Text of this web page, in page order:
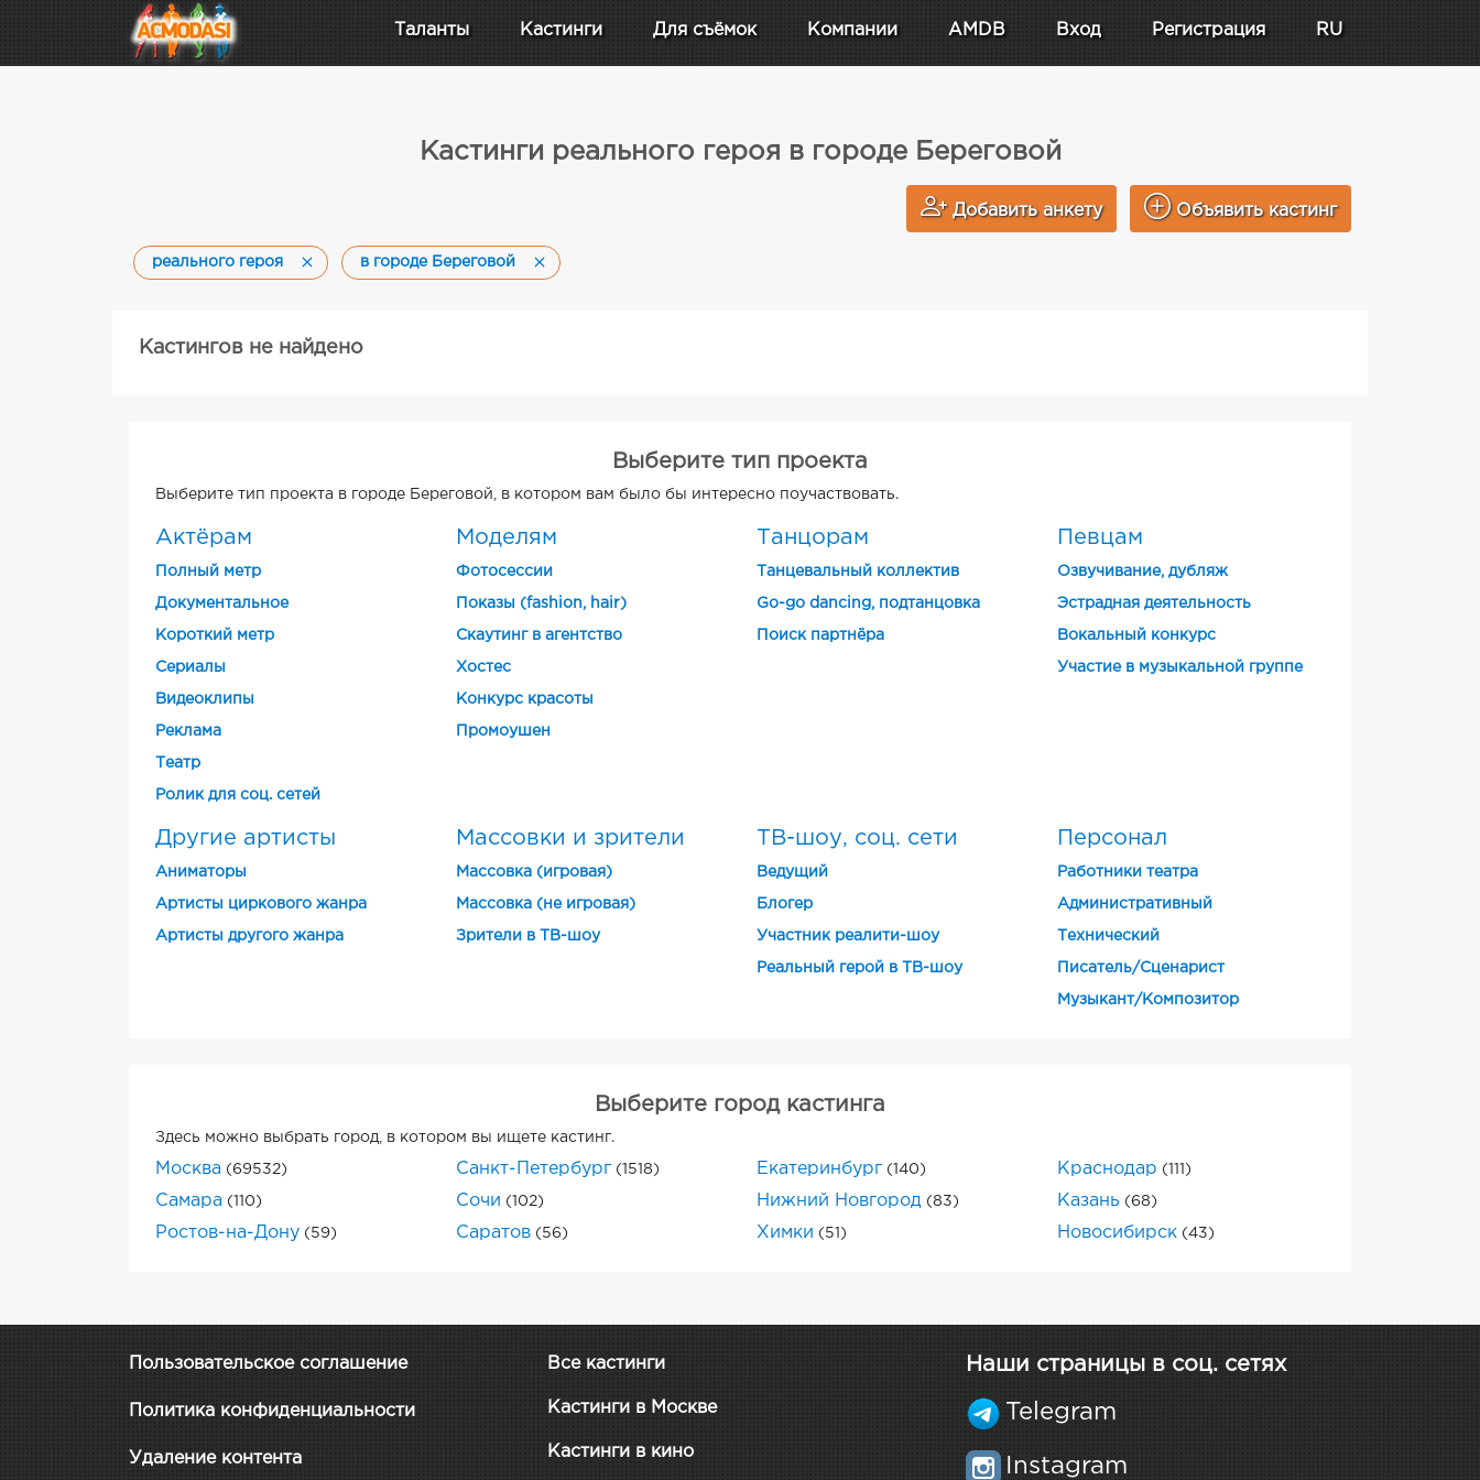
Таланты Кастинги Для съёмок Компании AMDB Вход Регистрация RU
Кастинги реального героя в городе Береговой
Добавить анкету Объявить кастинг
реального героя в городе Береговой
Кастингов не найдено
Выберите тип проекта
Выберите тип проекта в городе Береговой, в котором вам было бы интересно поучаствовать.
Актёрам
Полный метр
Документальное
Короткий метр
Cериалы
Видеоклипы
Реклама
Театр
Ролик для соц. сетей
Моделям
Фотосессии
Показы (fashion, hair)
Скаутинг в агентство
Хостес
Конкурс красоты
Промоушен
Танцорам
Танцевальный коллектив
Go-go dancing, подтанцовка
Поиск партнёра
Певцам
Озвучивание, дубляж
Эстрадная деятельность
Вокальный конкурс
Участие в музыкальной группе
Другие артисты
Аниматоры
Артисты циркового жанра
Артисты другого жанра
Массовки и зрители
Массовка (игровая)
Массовка (не игровая)
Зрители в ТВ-шоу
ТВ-шоу, соц. сети
Ведущий
Блогер
Участник реалити-шоу
Реальный герой в ТВ-шоу
Персонал
Работники театра
Административный
Технический
Писатель/Сценарист
Музыкант/Композитор
Выберите город кастинга
Здесь можно выбрать город, в котором вы ищете кастинг.
Москва (69532) Санкт-Петербург (1518) Екатеринбург (140) Краснодар (111)
Самара (110) Сочи (102) Нижний Новгород (83) Казань (68)
Ростов-на-Дону (59) Саратов (56) Химки (51) Новосибирск (43)
Пользовательское соглашение
Политика конфиденциальности
Удаление контента
Все кастинги
Кастинги в Москве
Кастинги в кино
Наши страницы в соц. сетях
Telegram
Instagram